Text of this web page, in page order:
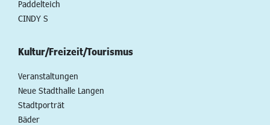
Paddelteich
CINDY S
Kultur/Freizeit/Tourismus
Veranstaltungen
Neue Stadthalle Langen
Stadtporträt
Bäder